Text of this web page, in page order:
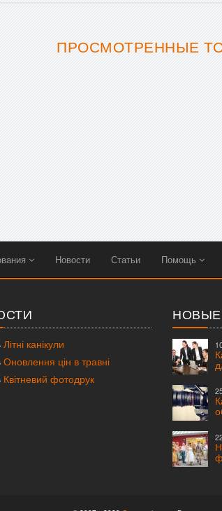
ПРОСМОТРЕННЫЕ
Новости Статьи Помощь
Літні канікули
Оновлення цін в травні
Квітневий фотодрук
НОВЫЕ